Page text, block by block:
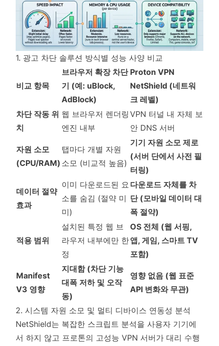
1. 광고 차단 솔루션 방식별 성능 사양 비교
비교 항목
브라우저 확장 차단
기 (예: uBlock,
AdBlock)
Proton VPN
NetShield (네트워
크 레벨)
차단 작동 위
치
웹 브라우저 렌더링
엔진 내부
VPN 터널 내 자체 보
안 DNS 서버
자원 소모
(CPU/RAM)
탭마다 개별 자원
소모 (비교적 높음)
기기 자원 소모 제로
(서버 단에서 사전 필
터링)
데이터 절약
효과
이미 다운로드된 요
소를 숨김 (절약 미
미)
다운로드 자체를 차
단 (모바일 데이터 대
폭 절약)
적용 범위
설치된 특정 웹 브
라우저 내부에만 한
정
OS 전체 (웹 서핑,
앱, 게임, 스마트 TV
포함)
Manifest
V3 영향
지대함 (차단 기능
대폭 저하 및 오작
동)
영향 없음 (웹 표준
API 변화와 무관)
2. 시스템 자원 소모 및 멀티 디바이스 연동성 분석
NetShield는 복잡한 스크립트 분석을 사용자 기기에
서 하지 않고 프로톤의 고성능 VPN 서버가 대리 수행